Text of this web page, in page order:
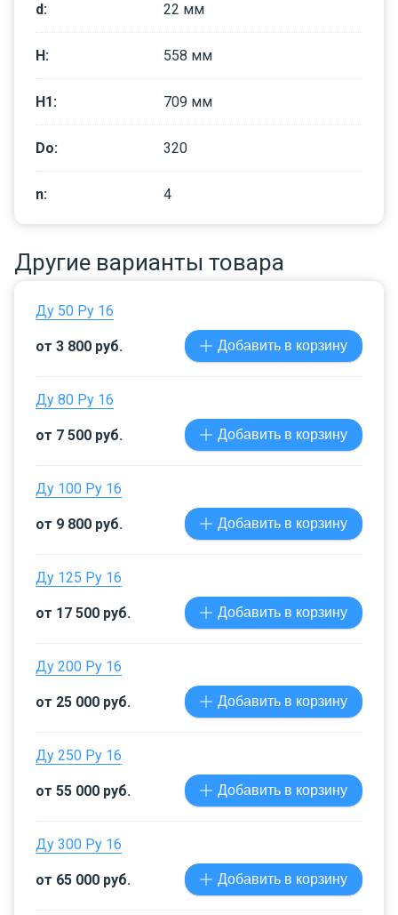
d: 22 мм
H: 558 мм
H1: 709 мм
Dо: 320
n: 4
Другие варианты товара
Ду 50 Ру 16
от 3 800 руб. Добавить в корзину
Ду 80 Ру 16
от 7 500 руб. Добавить в корзину
Ду 100 Ру 16
от 9 800 руб. Добавить в корзину
Ду 125 Ру 16
от 17 500 руб. Добавить в корзину
Ду 200 Ру 16
от 25 000 руб. Добавить в корзину
Ду 250 Ру 16
от 55 000 руб. Добавить в корзину
Ду 300 Ру 16
от 65 000 руб. Добавить в корзину